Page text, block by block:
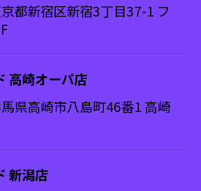
都新宿区新宿3丁目37-1 フ
高崎オーパ店
県高崎市八島町46番1 高崎
新潟店